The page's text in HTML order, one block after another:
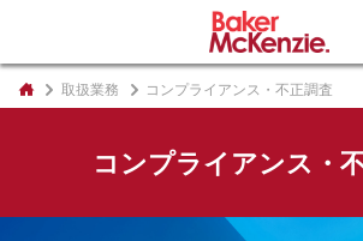
取扱業務 コンプライアンス・不正調査
コンプライアンス・